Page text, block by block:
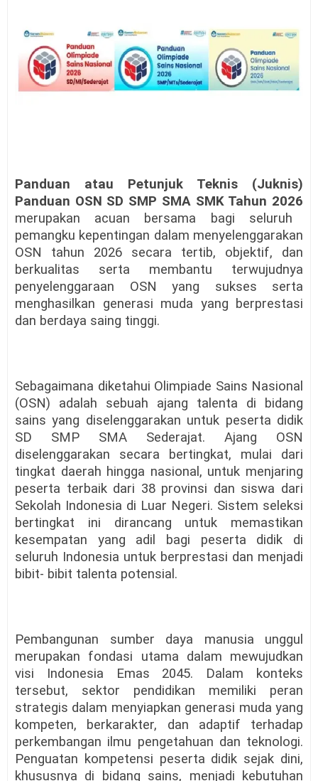
Panduan atau Petunjuk Teknis (Juknis)
Panduan OSN SD SMP SMA SMK Tahun 2026
merupakan acuan bersama bagi seluruh
pemangku kepentingan dalam menyelenggarakan
OSN tahun 2026 secara tertib, objektif, dan
berkualitas serta membantu terwujudnya
penyelenggaraan OSN yang sukses serta
menghasilkan generasi muda yang berprestasi
dan berdaya saing tinggi.
Sebagaimana diketahui Olimpiade Sains Nasional
(OSN) adalah sebuah ajang talenta di bidang
sains yang diselenggarakan untuk peserta didik
SD SMP SMA Sederajat. Ajang OSN
diselenggarakan secara bertingkat, mulai dari
tingkat daerah hingga nasional, untuk menjaring
peserta terbaik dari 38 provinsi dan siswa dari
Sekolah Indonesia di Luar Negeri. Sistem seleksi
bertingkat ini dirancang untuk memastikan
kesempatan yang adil bagi peserta didik di
seluruh Indonesia untuk berprestasi dan menjadi
bibit- bibit talenta potensial.
Pembangunan sumber daya manusia unggul
merupakan fondasi utama dalam mewujudkan
visi Indonesia Emas 2045. Dalam konteks
tersebut, sektor pendidikan memiliki peran
strategis dalam menyiapkan generasi muda yang
kompeten, berkarakter, dan adaptif terhadap
perkembangan ilmu pengetahuan dan teknologi.
Penguatan kompetensi peserta didik sejak dini,
khususnya di bidang sains, menjadi kebutuhan